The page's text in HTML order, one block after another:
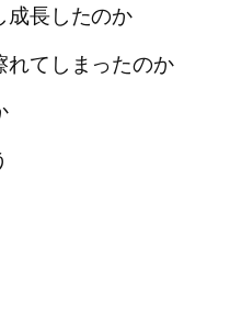
成長したのか
てしまったのか